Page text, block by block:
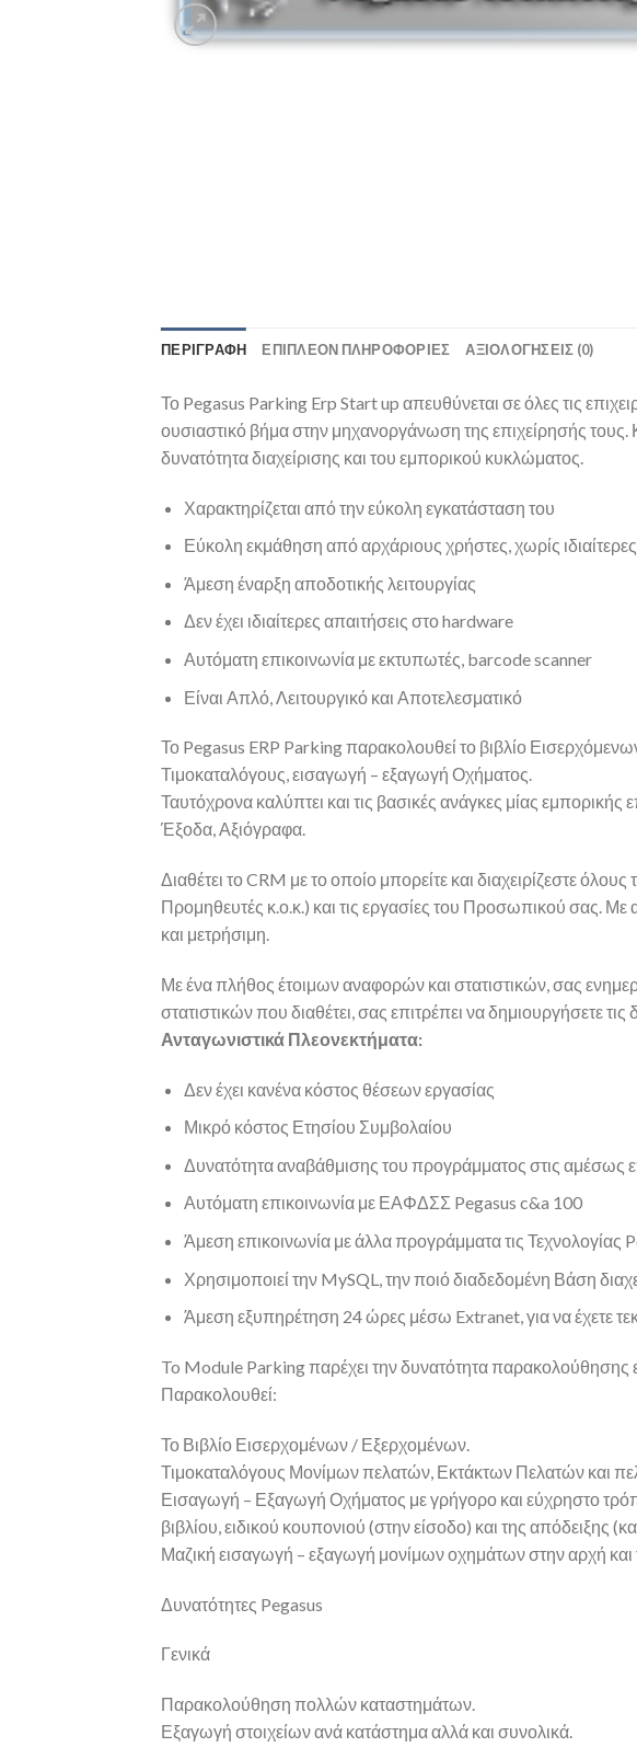
ΠΕΡΙΓΡΑΦΉ ΕΠΙΠΛΈΟΝ ΠΛΗΡΟΦΟΡΊΕΣ ΑΞΙΟΛΟΓΉΣΕΙΣ (0)
Το Pegasus Parking Erp Start up απευθύνεται σε όλες τις
ουσιαστικό βήμα στην μηχανοργάνωση της επιχείρησής τους.
δυνατότητα διαχείρισης και του εμπορικού κυκλώματος.
Χαρακτηρίζεται από την εύκολη εγκατάσταση του
Εύκολη εκμάθηση από αρχάριους χρήστες, χωρίς
Άμεση έναρξη αποδοτικής λειτουργίας
Δεν έχει ιδιαίτερες απαιτήσεις στο hardware
Αυτόματη επικοινωνία με εκτυπωτές, barcode scanner
Είναι Απλό, Λειτουργικό και Αποτελεσματικό
Το Pegasus ERP Parking παρακολουθεί το βιβλίο
Τιμοκαταλόγους, εισαγωγή – εξαγωγή Οχήματος.
Ταυτόχρονα καλύπτει και τις βασικές ανάγκες μίας
Έξοδα, Αξιόγραφα.
Διαθέτει το CRM με το οποίο μπορείτε και διαχειρίζεστε
Προμηθευτές κ.ο.κ.) και τις εργασίες του Προσωπικού σας.
και μετρήσιμη.
Με ένα πλήθος έτοιμων αναφορών και στατιστικών, σας
στατιστικών που διαθέτει, σας επιτρέπει να δημιουργήσετε
Ανταγωνιστικά Πλεονεκτήματα:
Δεν έχει κανένα κόστος θέσεων εργασίας
Μικρό κόστος Ετησίου Συμβολαίου
Δυνατότητα αναβάθμισης του προγράμματος στις
Αυτόματη επικοινωνία με ΕΑΦΔΣΣ Pegasus c&a 100
Άμεση επικοινωνία με άλλα προγράμματα τις Τεχνολογίας
Χρησιμοποιεί την MySQL, την ποιό διαδεδομένη Βάση
Άμεση εξυπηρέτηση 24 ώρες μέσω Extranet, για να έχετε
To Module Parking παρέχει την δυνατότητα
Παρακολουθεί:
Το Βιβλίο Εισερχομένων / Εξερχομένων.
Τιμοκαταλόγους Μονίμων πελατών, Εκτάκτων Πελατών και
Εισαγωγή – Εξαγωγή Οχήματος με γρήγορο και εύχρηστο
βιβλίου, ειδικού κουπονιού (στην είσοδο) και της απόδειξης
Μαζική εισαγωγή – εξαγωγή μονίμων οχημάτων στην αρχή και
Δυνατότητες Pegasus
Γενικά
Παρακολούθηση πολλών καταστημάτων.
Εξαγωγή στοιχείων ανά κατάστημα αλλά και συνολικά.